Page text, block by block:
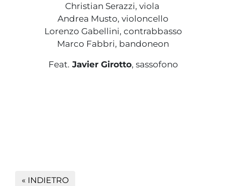
Christian Serazzi, viola
Andrea Musto, violoncello
Lorenzo Gabellini, contrabbasso
Marco Fabbri, bandoneon
Feat. Javier Girotto, sassofono
« INDIETRO